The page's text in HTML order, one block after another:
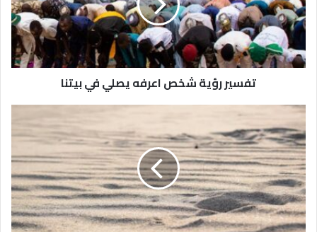
تفسير رؤية شخص اعرفه يصلي في بيتنا